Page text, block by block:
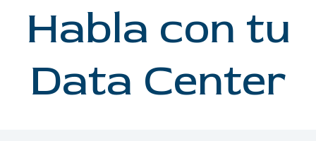
Habla con tu
Data Center